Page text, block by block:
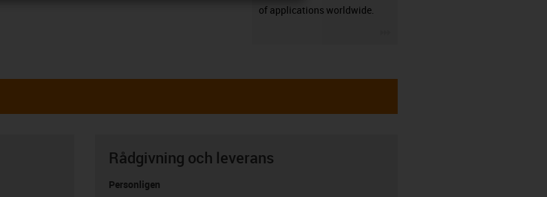
of applications worldwide.
Rådgivning och leverans
Personligen